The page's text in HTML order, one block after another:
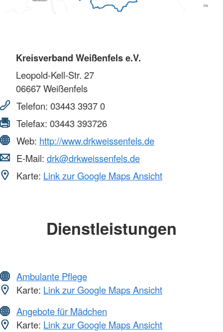
Kreisverband Weißenfels e.V.
Leopold-Kell-Str. 27
06667Weißenfels
Telefon: 03443 3937 0
Telefax: 03443 393726
Web: http://www.drkweissenfels.de
E-Mail: drk@drkweissenfels.de
Karte: Link zur Google Maps Ansicht
Dienstleistungen
Ambulante Pflege
Karte: Link zur Google Maps Ansicht
Angebote für Mädchen
Karte: Link zur Google Maps Ansicht